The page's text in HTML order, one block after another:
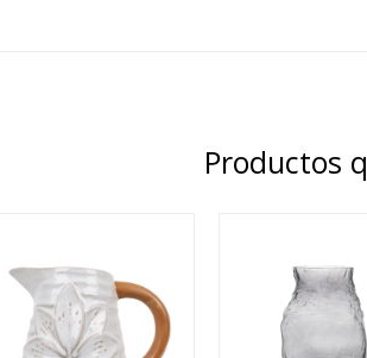
Productos